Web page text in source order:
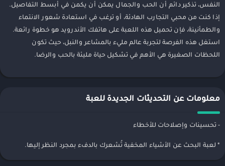
النفس، تذكير دائم أن الحب والجمال يمكن أن يكمن في أبسط التفاصيل.
إذا كنت من محبي التجارب الهادئة، أو ترغب في استعادة شعور الانتماء
والطمأنينة، فإن تحميل هذه اللعبة على هاتفك الأندرويد هو خطوة رائعة.
استغل هذه الفرصة لتجربة عالم مليء بالمشاعر والنبل، حيث تكون
اللحظات الصغيرة هي الأهم في تشكيل حياة مليئة بالحب والرضا.
معلومات عن التحديثات الجديدة للعبة
- تحسينات وإصلاحات للأخطاء
* لعبة البحث عن الأشياء المخفية تُشعرك بالدفء بمجرد النظر إليها.